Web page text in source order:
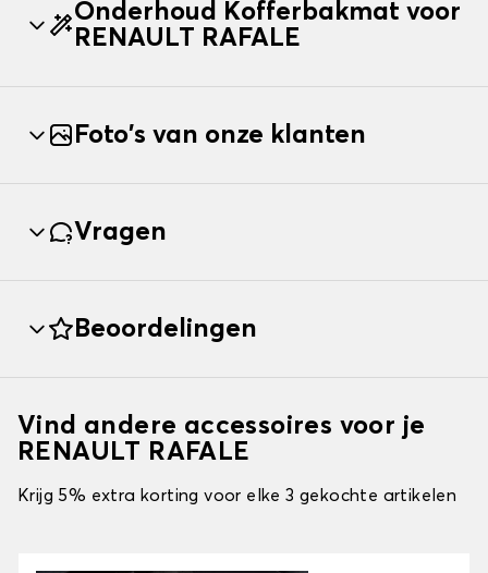
Onderhoud Kofferbakmat voor
RENAULT RAFALE
Foto's van onze klanten
Vragen
Beoordelingen
Vind andere accessoires voor je
RENAULT RAFALE
Krijg 5% extra korting voor elke 3 gekochte artikelen